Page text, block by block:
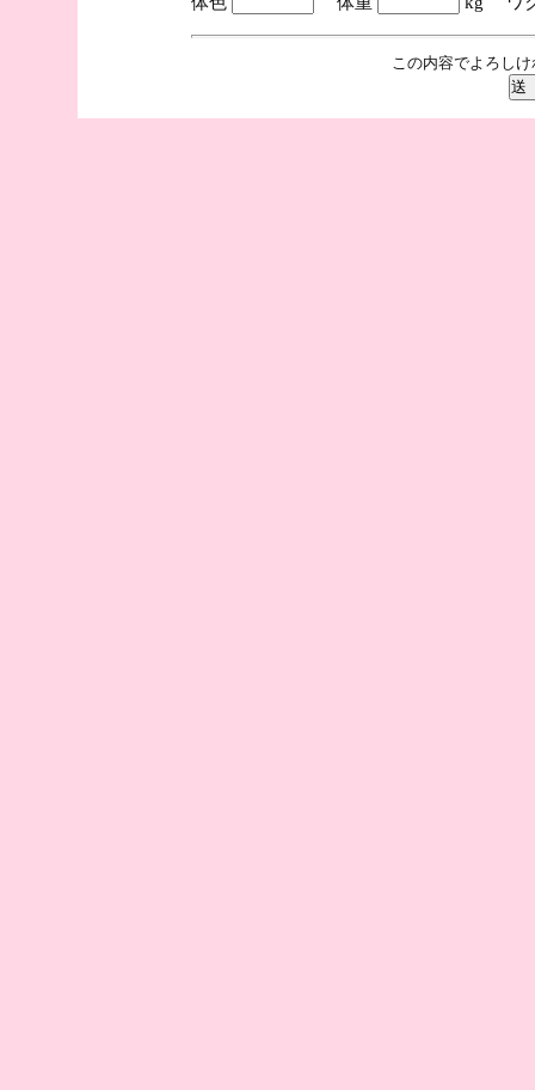
この内容でよろし